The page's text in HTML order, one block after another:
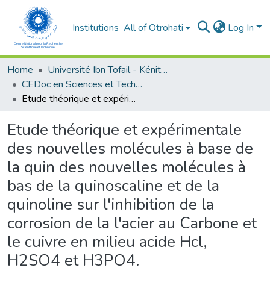
Institutions All of Otrohati Log In
Home
Université Ibn Tofail - Kénitra
CEDoc en Sciences et Techniques et Sciences Médicales (CED - STSM)
Etude théorique et expérimentale des nouvelles molécules à base de la quin des nouvelles molécules à bas de la quinoscaline et de la quinoline sur l'inhibition de la corrosion de la l'acier au Carbone et le cuivre en milieu acide Hcl, H2SO4 et H3PO4.
Etude théorique et expérimentale
des nouvelles molécules à base de
la quin des nouvelles molécules à
bas de la quinoscaline et de la
quinoline sur l'inhibition de la
corrosion de la l'acier au Carbone et
le cuivre en milieu acide Hcl,
H2SO4 et H3PO4.